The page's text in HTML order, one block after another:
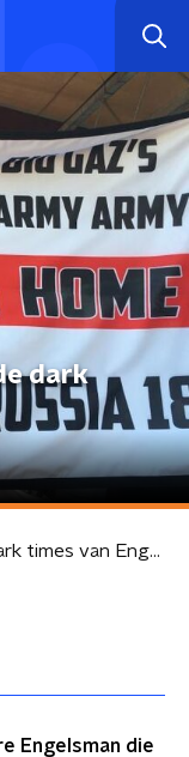
dark
WK-column: Weg zijn de dark times van Engeland
Engelsman die